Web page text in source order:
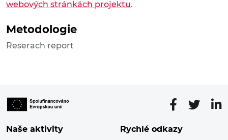
webových stránkách projektu.
Metodologie
Reserach report
Naše aktivity Rychlé odkazy